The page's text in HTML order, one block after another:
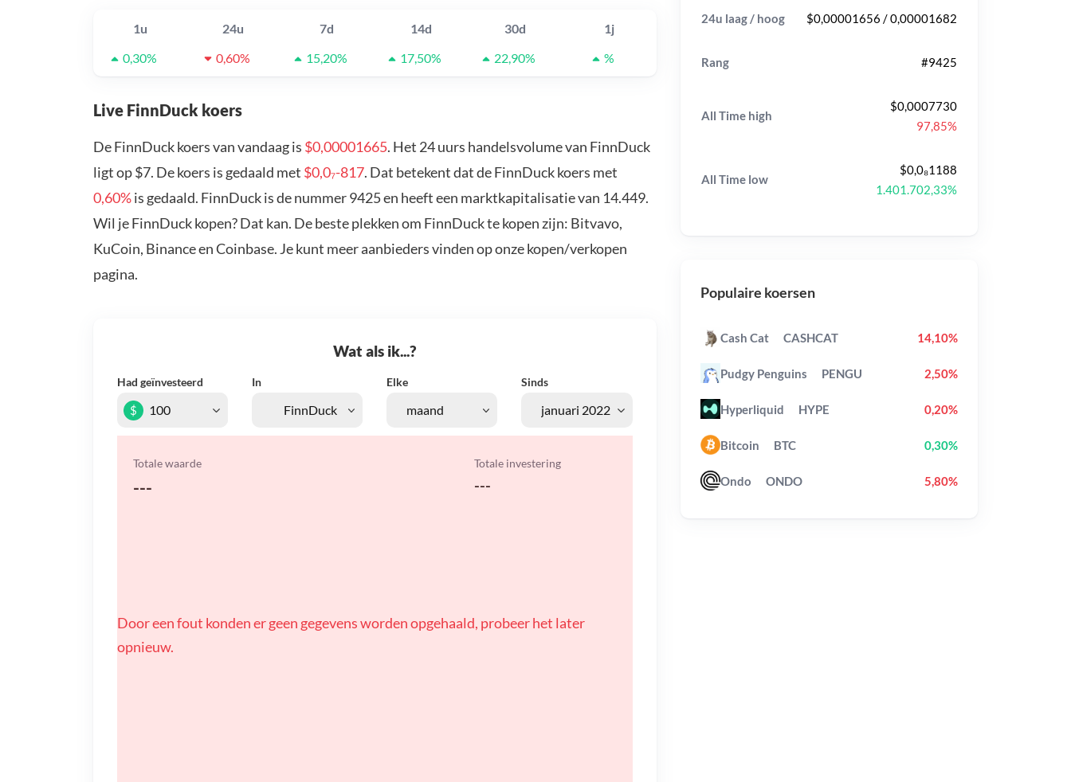
1u 24u 7d 14d 30d
1j
0,30%
0,60% 15,20% 17,50% 22,90% %
Live FinnDuck koers
De FinnDuck koers van vandaag is $0,00001665. Het 24 uurs handelsvolume van FinnDuck
ligt op $7. De koers is gedaald met $0,0₇-817. Dat betekent dat de FinnDuck koers met
0,60%is gedaald. FinnDuck is de nummer 9425 en heeft een marktkapitalisatie van 14.449.
Wil je FinnDuck kopen? Dat kan. De beste plekken om FinnDuck te kopen zijn: Bitvavo,
KuCoin, Binance en Coinbase. Je kunt meer aanbieders vinden op onze kopen/verkopen
pagina.
Wat als ik...?
Had geïnvesteerd In Elke Sinds
$
Totale waarde
---
Totale investering
---
Door een fout konden er geen gegevens worden opgehaald, probeer het later
opnieuw.
24u laag / hoog $0,00001656 / 0,00001682
Rang #9425
All Time high
$0,0007730
97,85%
All Time low
$0,0₈1188
1.401.702,33%
Populaire koersen
Cash Cat CASHCAT 14,10%
Pudgy Penguins PENGU 2,50%
Hyperliquid HYPE 0,20%
Bitcoin BTC 0,30%
Ondo ONDO 5,80%